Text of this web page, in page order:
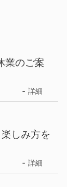
業のご案
詳細
しみ方を
詳細